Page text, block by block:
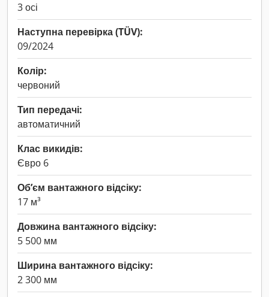
3 осі
Наступна перевірка (TÜV):
09/2024
Колір:
червоний
Тип передачі:
автоматичний
Клас викидів:
Євро 6
Об’єм вантажного відсіку:
17 м³
Довжина вантажного відсіку:
5 500 мм
Ширина вантажного відсіку:
2 300 мм